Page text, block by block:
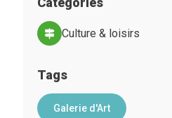
Culture & loisirs
Tags
Galerie d'Art